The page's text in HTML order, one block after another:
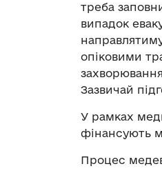
треба
випадок
опіковими
Зазвичай
У рамках
фінансують
Процес